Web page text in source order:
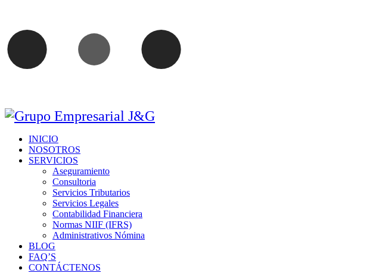
INICIO
NOSOTROS
SERVICIOS
Aseguramiento
Consultoria
Servicios Tributarios
Servicios Legales
Contabilidad Financiera
Normas NIIF (IFRS)
Administrativos Nómina
BLOG
FAQ’S
CONTÁCTENOS